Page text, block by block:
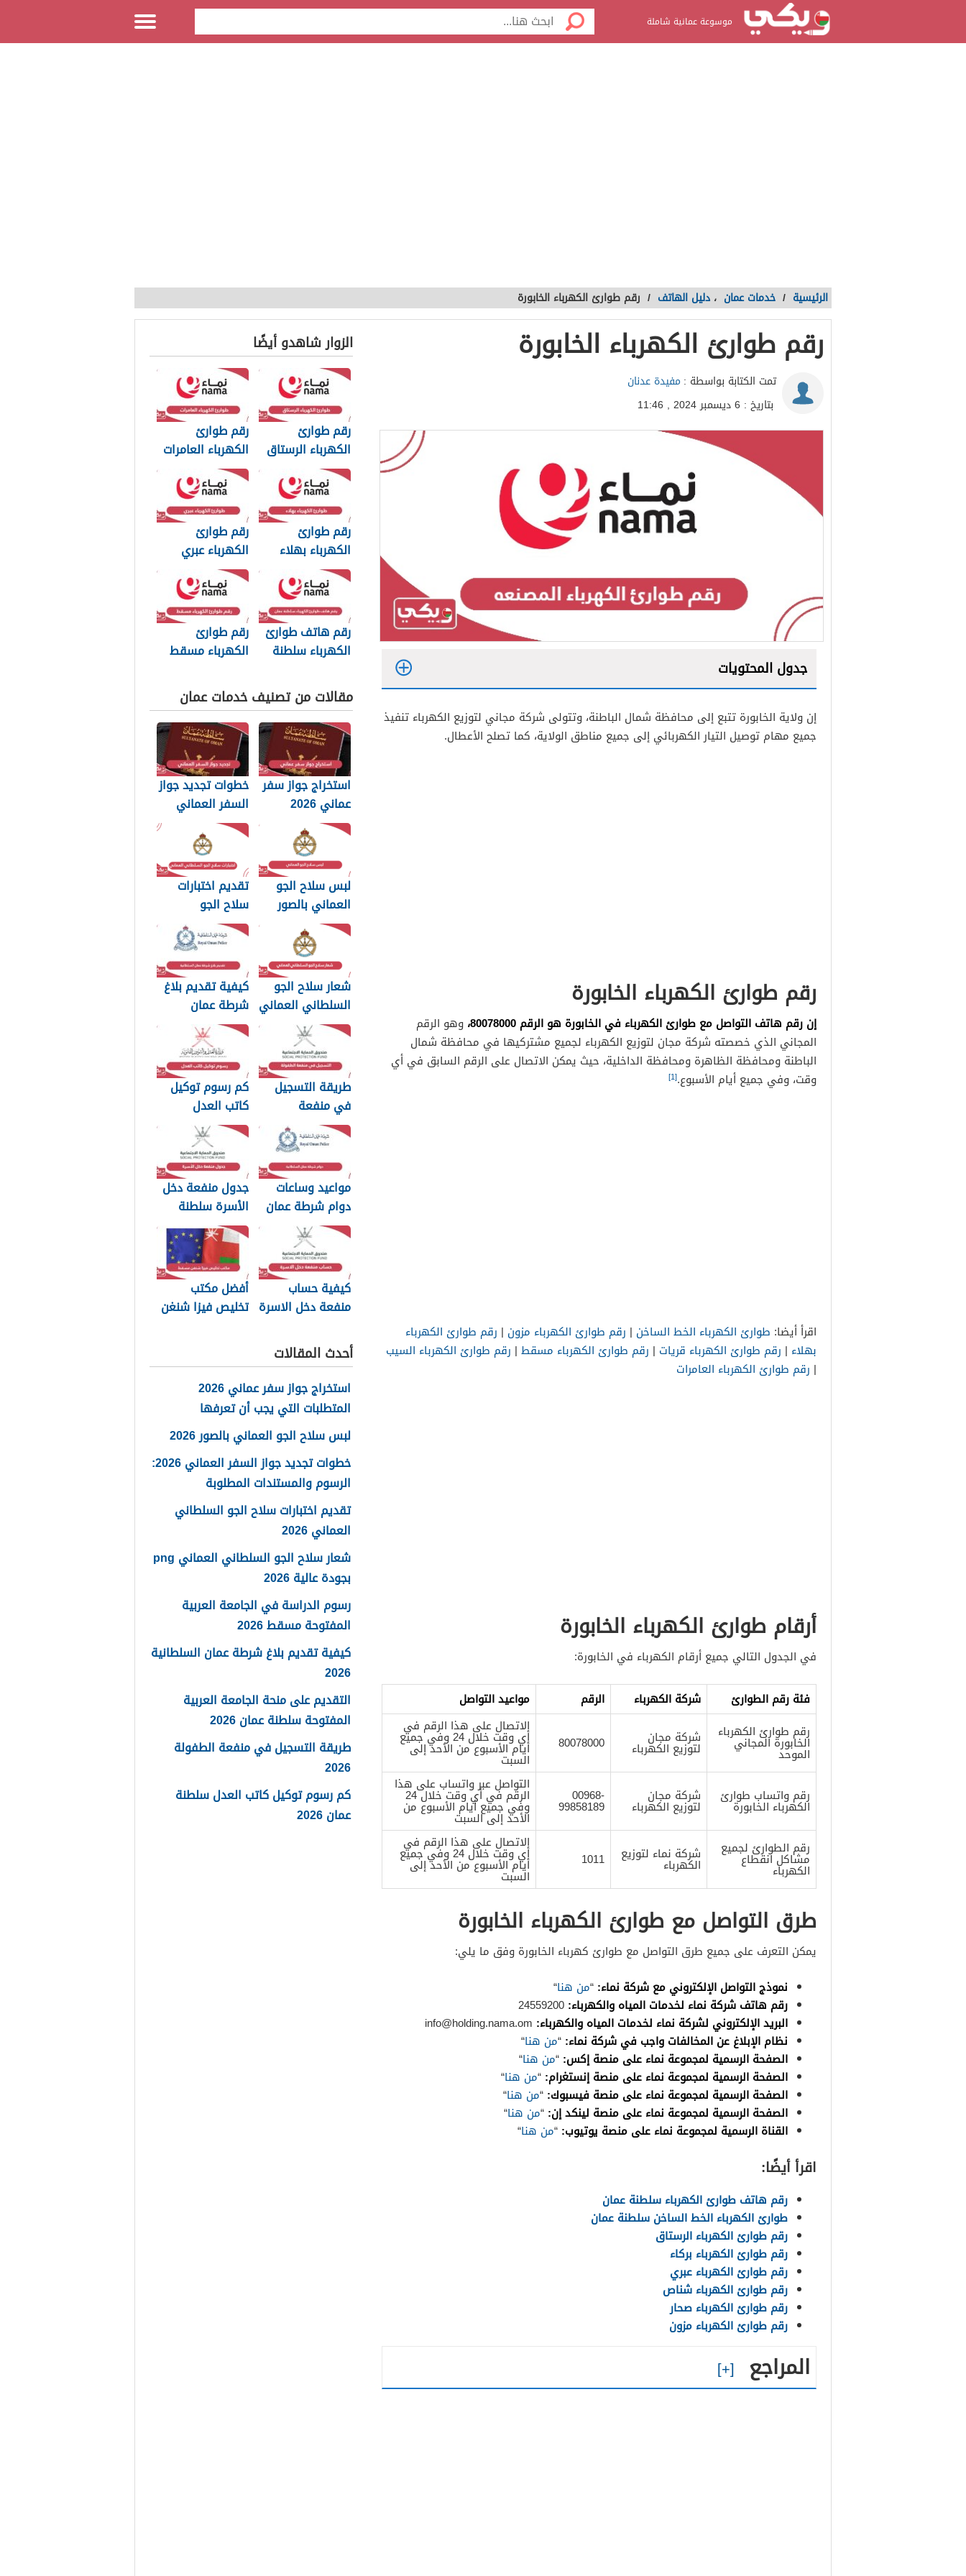
موسوعة عمانية شاملة
الرئيسية / خدمات عمان ، دليل الهاتف / رقم طوارئ الكهرباء الخابورة
رقم طوارئ الكهرباء الخابورة
تمت الكتابة بواسطة : مفيدة عدنان
بتاريخ : 6 ديسمبر 2024 , 11:46
جدول المحتويات
2
إن ولاية الخابورة تتبع إلى محافظة شمال الباطنة، وتتولى شركة مجاني لتوزيع الكهرباء تنفيذ
جميع مهام توصيل التيار الكهربائي إلى جميع مناطق الولاية، كما تصلح الأعطال.
رقم طوارئ الكهرباء الخابورة
إن رقم هاتف التواصل مع طوارئ الكهرباء في الخابورة هو الرقم 80078000،
وهو الرقم
المجاني الذي خصصته شركة مجان لتوزيع الكهرباء لجميع مشتركيها في محافظة شمال
الباطنة ومحافظة الظاهرة ومحافظة الداخلية، حيث يمكن الاتصال على الرقم السابق في أي
وقت، وفي جميع أيام الأسبوع.[1]
اقرأ أيضا: طوارئ الكهرباء الخط الساخن | رقم طوارئ الكهرباء مزون | رقم طوارئ الكهرباء
بهلاء | رقم طوارئ الكهرباء قريات | رقم طوارئ الكهرباء مسقط | رقم طوارئ الكهرباء السيب
| رقم طوارئ الكهرباء العامرات
أرقام طوارئ الكهرباء الخابورة
في الجدول التالي جميع أرقام الكهرباء في الخابورة:
فئة رقم الطوارئ شركة الكهرباء الرقم
مواعيد التواصل
رقم طوارئ الكهرباء
الخابورة المجاني
الموحد
شركة مجان
لتوزيع الكهرباء 80078000
الاتصال على هذا الرقم في
أي وقت خلال 24 وفي جميع
أيام الأسبوع من الأحد إلى
السبت
رقم واتساب طوارئ
الكهرباء الخابورة
شركة مجان
لتوزيع الكهرباء
00968-
99858189
التواصل عبر واتساب على هذا
الرقم في أي وقت خلال 24
وفي جميع أيام الأسبوع من
الأحد إلى السبت
رقم الطوارئ لجميع
مشاكل انقطاع
الكهرباء
شركة نماء لتوزيع
الكهرباء 1011
الاتصال على هذا الرقم في
أي وقت خلال 24 وفي جميع
أيام الأسبوع من الأحد إلى
السبت
طرق التواصل مع طوارئ الكهرباء الخابورة
يمكن التعرف على جميع طرق التواصل مع طوارئ كهرباء الخابورة وفق ما يلي:
نموذج التواصل الإلكتروني مع شركة نماء: “من هنا“
رقم هاتف شركة نماء لخدمات المياه والكهرباء:
البريد الإلكتروني لشركة نماء لخدمات المياه والكهرباء: info@holding.nama.om
نظام الإبلاغ عن المخالفات واجب في شركة نماء: “من هنا“
الصفحة الرسمية لمجموعة نماء على منصة إكس: “من هنا“
الصفحة الرسمية لمجموعة نماء على منصة إنستغرام: “من هنا“
الصفحة الرسمية لمجموعة نماء على منصة فيسبوك: “من هنا“
الصفحة الرسمية لمجموعة نماء على منصة لينكد إن: “من هنا“
القناة الرسمية لمجموعة نماء على منصة يوتيوب: “من هنا“
اقرأ أيضًا:
رقم هاتف طوارئ الكهرباء سلطنة عمان
طوارئ الكهرباء الخط الساخن سلطنة عمان
رقم طوارئ الكهرباء الرستاق
رقم طوارئ الكهرباء بركاء
رقم طوارئ الكهرباء عبري
رقم طوارئ الكهرباء شناص
رقم طوارئ الكهرباء صحار
رقم طوارئ الكهرباء مزون
المراجع
الزوار شاهدو أيضًا
رقم طوارئ
الكهرباء الرستاق
رقم طوارئ
الكهرباء العامرات
رقم طوارئ
الكهرباء بهلاء
رقم طوارئ
الكهرباء عبري
رقم هاتف طوارئ
الكهرباء سلطنة
رقم طوارئ
الكهرباء مسقط
مقالات من تصنيف خدمات عمان
استخراج جواز سفر
عماني 2026
المتطلبات التي
يجب أن تعرفها
خطوات تجديد جواز
السفر العماني
2026: الرسوم
والمستندات
المطلوبة
لبس سلاح الجو
العماني بالصور
2026
تقديم اختبارات
سلاح الجو
السلطاني العماني
2026
شعار سلاح الجو
السلطاني العماني
png بجودة عالية
2026
كيفية تقديم بلاغ
شرطة عمان
السلطانية 2026
طريقة التسجيل
في منفعة
الطفولة 2026
كم رسوم توكيل
كاتب العدل
سلطنة عمان 2026
مواعيد وساعات
دوام شرطة عمان
السلطانية 2026
جدول منفعة دخل
الأسرة سلطنة
عمان 2026
كيفية حساب
منفعة دخل الاسرة
أفضل مكتب
تخليص فيزا شنغن
أحدث المقالات
استخراج جواز سفر عماني 2026
المتطلبات التي يجب أن تعرفها
لبس سلاح الجو العماني بالصور 2026
خطوات تجديد جواز السفر العماني 2026:
الرسوم والمستندات المطلوبة
تقديم اختبارات سلاح الجو السلطاني
العماني 2026
شعار سلاح الجو السلطاني العماني png
بجودة عالية 2026
رسوم الدراسة في الجامعة العربية
المفتوحة مسقط 2026
كيفية تقديم بلاغ شرطة عمان السلطانية
2026
التقديم على منحة الجامعة العربية
المفتوحة سلطنة عمان 2026
طريقة التسجيل في منفعة الطفولة
2026
كم رسوم توكيل كاتب العدل سلطنة
عمان 2026